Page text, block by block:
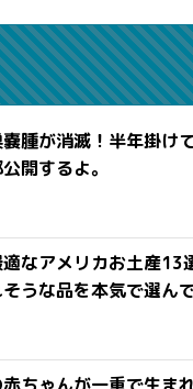
腫が消滅！半年掛け
開するよ。
なアメリカお土産13
うな品を本気で選ん